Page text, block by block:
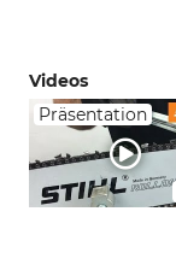
Videos
Präsentation